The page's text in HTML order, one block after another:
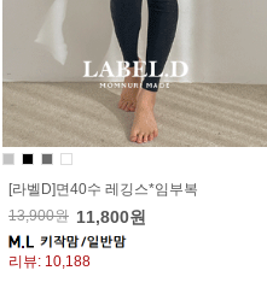
[라벨D]면40수 레깅스*임부복
13,900원 11,800원
리뷰: 10,188